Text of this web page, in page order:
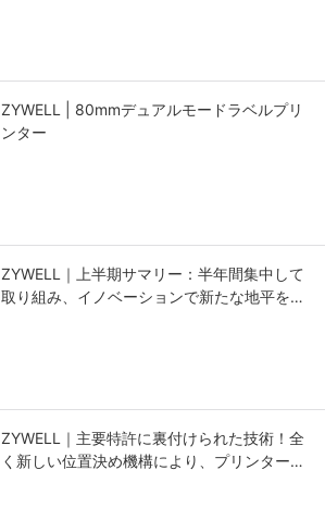
ZYWELL | 80mmデュアルモードラベルプリ
ンター
ZYWELL｜上半期サマリー：半年間集中して
取り組み、イノベーションで新たな地平を切
ZYWELL｜主要特許に裏付けられた技術！全
く新しい位置決め機構により、プリンターの